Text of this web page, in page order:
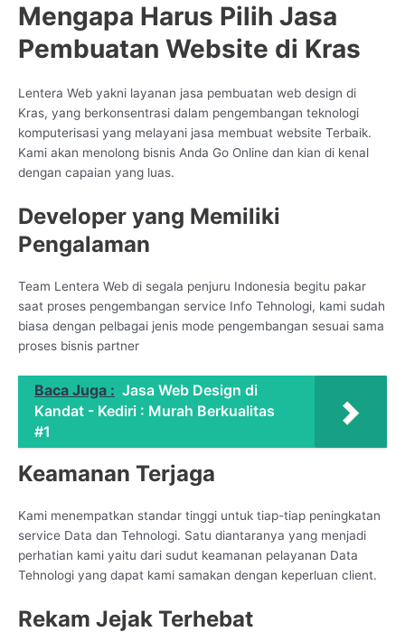
Mengapa Harus Pilih Jasa
Pembuatan Website di Kras
Lentera Web yakni layanan jasa pembuatan web design di
Kras, yang berkonsentrasi dalam pengembangan teknologi
komputerisasi yang melayani jasa membuat website Terbaik.
Kami akan menolong bisnis Anda Go Online dan kian di kenal
dengan capaian yang luas.
Developer yang Memiliki
Pengalaman
Team Lentera Web di segala penjuru Indonesia begitu pakar
saat proses pengembangan service Info Tehnologi, kami sudah
biasa dengan pelbagai jenis mode pengembangan sesuai sama
proses bisnis partner
Baca Juga : Jasa Web Design di
Kandat - Kediri : Murah Berkualitas
#1
Keamanan Terjaga
Kami menempatkan standar tinggi untuk tiap-tiap peningkatan
service Data dan Tehnologi. Satu diantaranya yang menjadi
perhatian kami yaitu dari sudut keamanan pelayanan Data
Tehnologi yang dapat kami samakan dengan keperluan client.
Rekam Jejak Terhebat